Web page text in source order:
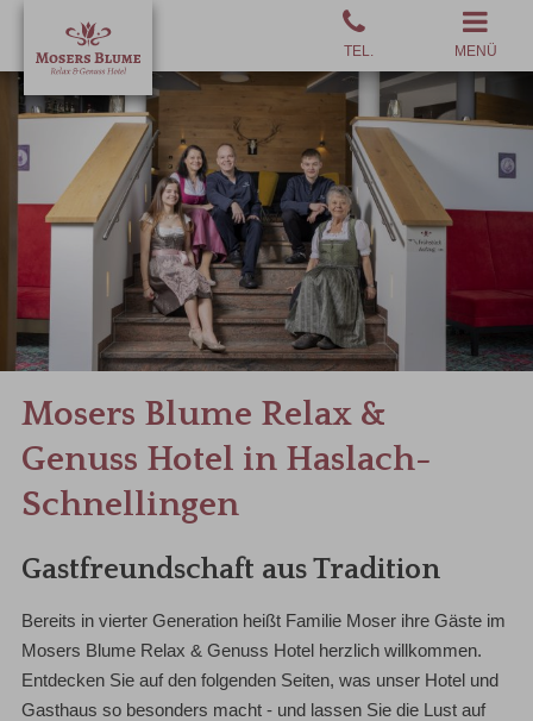
MENÜ
Mosers Blume Relax &
Genuss Hotel in Haslach-
Schnellingen
Gastfreundschaft aus Tradition
Bereits in vierter Generation heißt Familie Moser ihre Gäste im
Mosers Blume Relax & Genuss Hotel herzlich willkommen.
Entdecken Sie auf den folgenden Seiten, was unser Hotel und
Gasthaus so besonders macht - und lassen Sie die Lust auf